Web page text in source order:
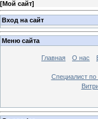
[Мой сайт]
Вход на сайт
Меню сайта
Главная О нас
Специалист по